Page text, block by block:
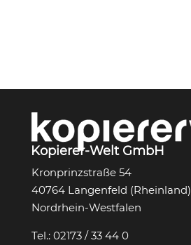
Kopierer-Welt GmbH
Kronprinzstraße 54
40764 Langenfeld (Rheinland)
Nordrhein-Westfalen
Tel.: 02173 / 33 44 0